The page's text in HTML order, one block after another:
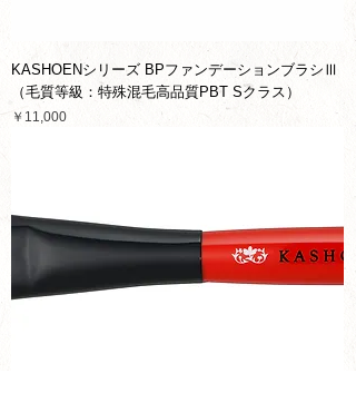
KASHOENシリーズ BPファンデーションブラシⅢ
（毛質等級：特殊混毛高品質PBT Sクラス）
価格
￥11,000